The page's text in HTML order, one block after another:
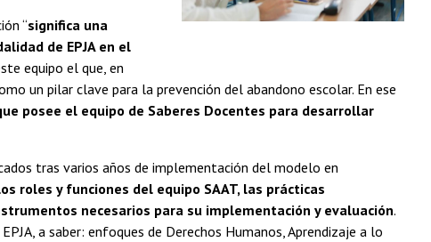
“significa una
de EPJA en el
equipo el que, en
un pilar clave para la prevención del abandono escolar. En ese
posee el equipo de Saberes Docentes para desarrollar
tras varios años de implementación del modelo en
roles y funciones del equipo SAAT, las prácticas
necesarios para su implementación y evaluación.
a saber: enfoques de Derechos Humanos, Aprendizaje a lo